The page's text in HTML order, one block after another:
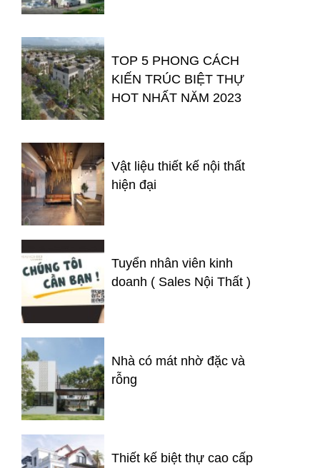
TOP 5 PHONG CÁCH
KIẾN TRÚC BIỆT THỰ
HOT NHẤT NĂM 2023
Vật liệu thiết kế nội thất
hiện đại
Tuyển nhân viên kinh
doanh ( Sales Nội Thất )
Nhà có mát nhờ đặc và
rỗng
Thiết kế biệt thự cao cấp